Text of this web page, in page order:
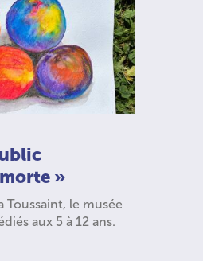
»
Toussaint, le musée
aux 5 à 12 ans.